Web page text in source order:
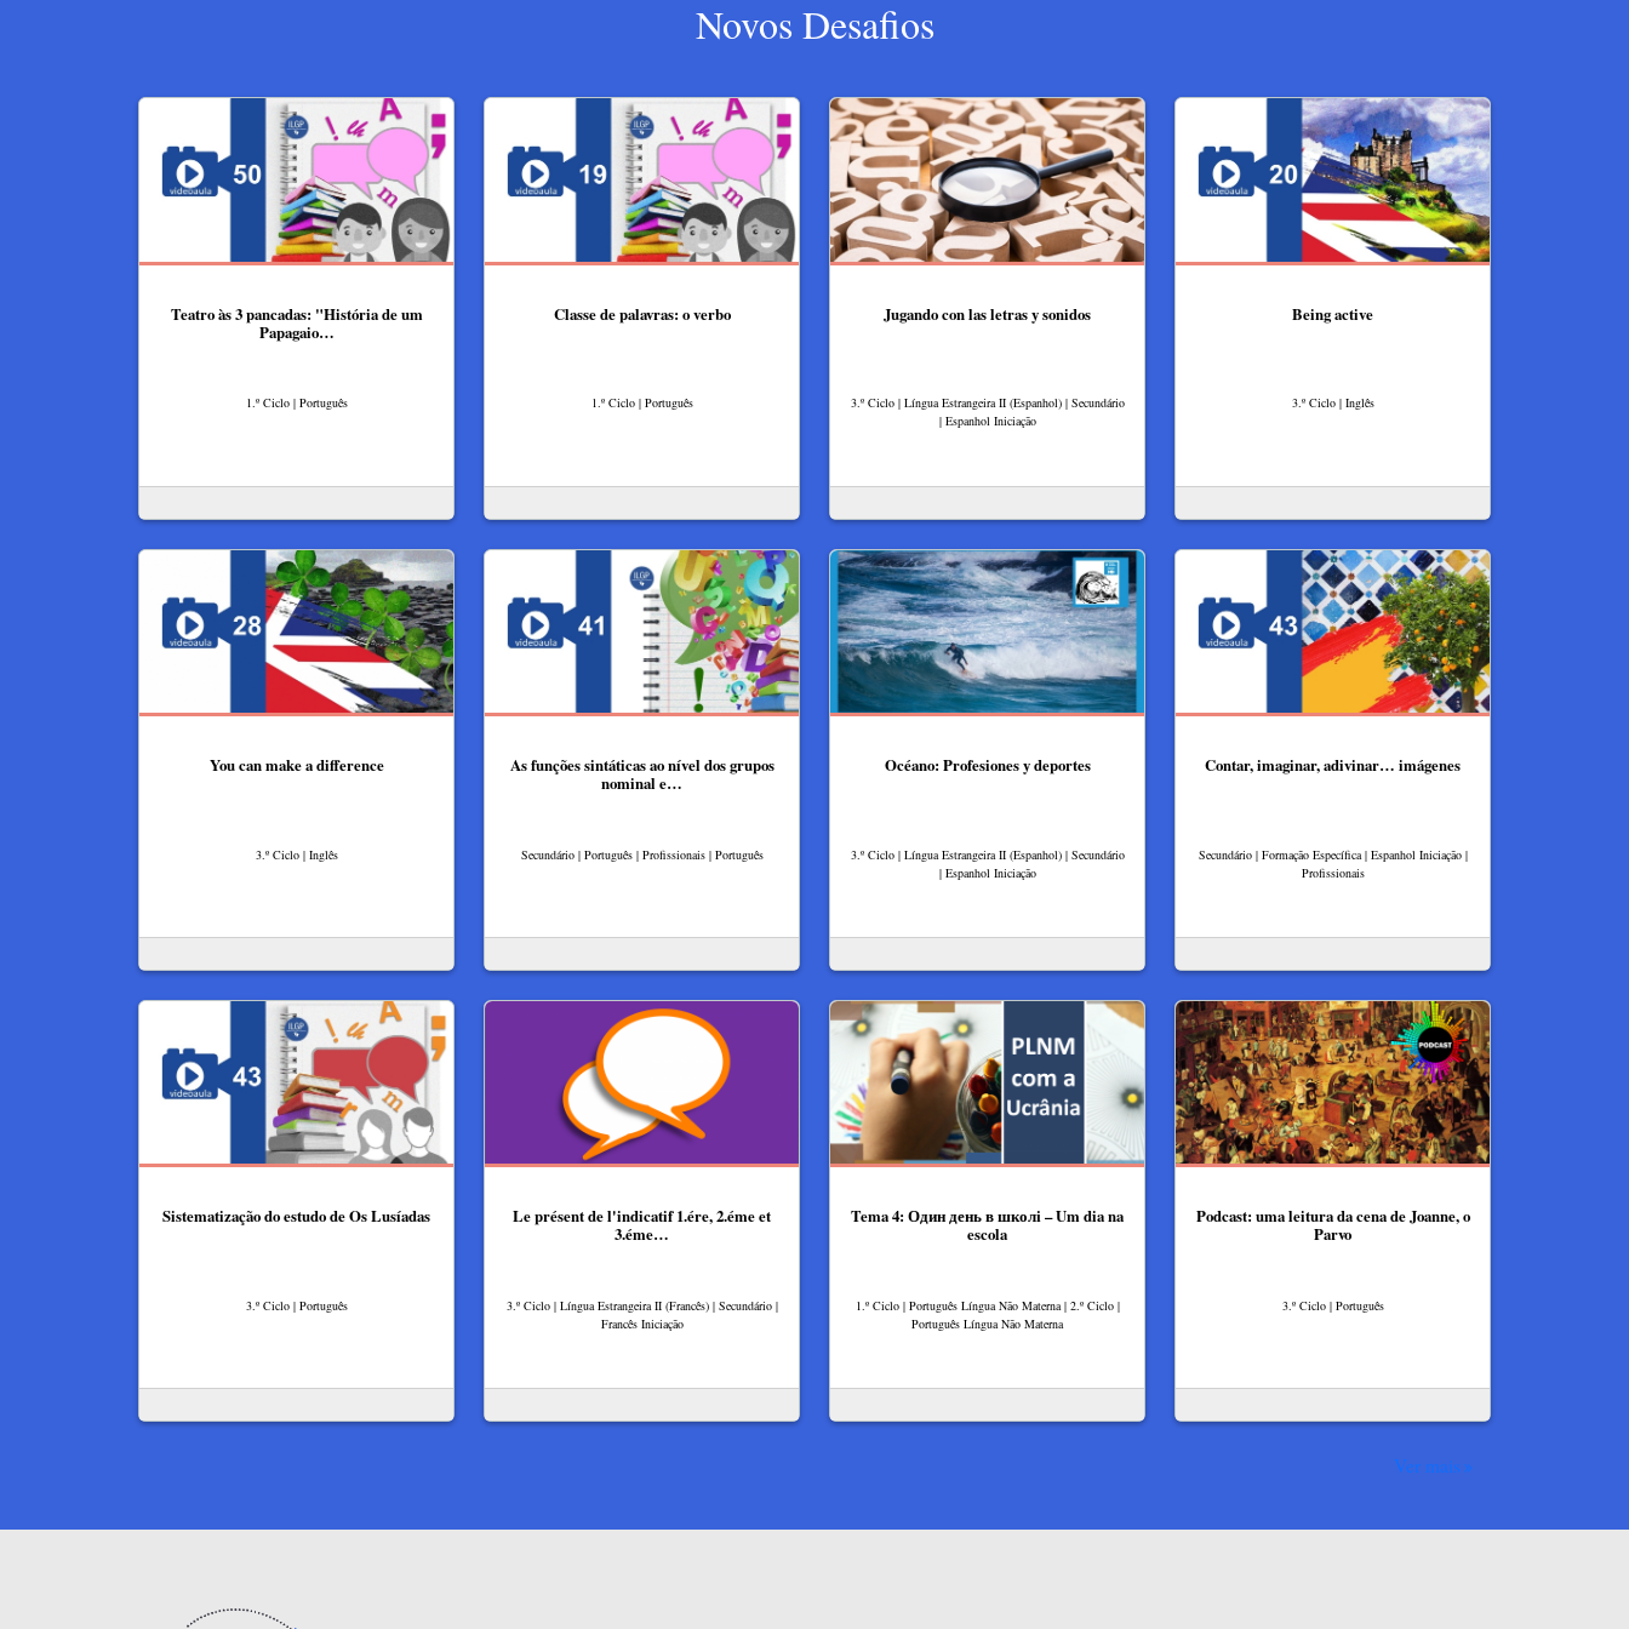
Novos Desafios
Teatro às 3 pancadas: "História de um
Papagaio…
1.º Ciclo | Português
Classe de palavras: o verbo
1.º Ciclo | Português
Jugando con las letras y sonidos
3.º Ciclo | Língua Estrangeira II (Espanhol) | Secundário
| Espanhol Iniciação
Being active
3.º Ciclo | Inglês
You can make a difference
3.º Ciclo | Inglês
As funções sintáticas ao nível dos grupos
nominal e…
Secundário | Português | Profissionais | Português
Océano: Profesiones y deportes
3.º Ciclo | Língua Estrangeira II (Espanhol) | Secundário
| Espanhol Iniciação
Contar, imaginar, adivinar… imágenes
Secundário | Formação Específica | Espanhol Iniciação |
Profissionais
Sistematização do estudo de Os Lusíadas
3.º Ciclo | Português
Le présent de l'indicatif 1.ére, 2.éme et
3.éme…
3.º Ciclo | Língua Estrangeira II (Francês) | Secundário |
Francês Iniciação
Tema 4: Один день в школі – Um dia na
escola
1.º Ciclo | Português Língua Não Materna | 2.º Ciclo |
Português Língua Não Materna
Podcast: uma leitura da cena de Joanne, o
Parvo
3.º Ciclo | Português
Ver mais